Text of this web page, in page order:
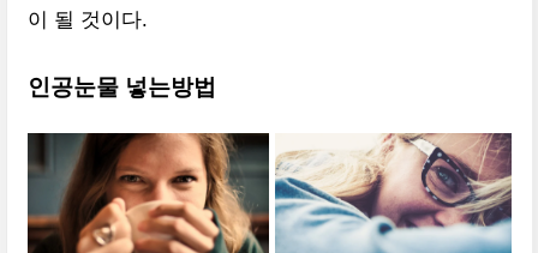
이 될 것이다.
인공눈물 넣는방법